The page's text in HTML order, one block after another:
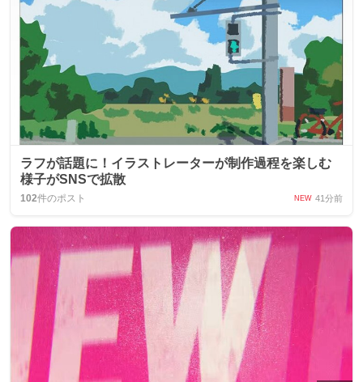
ラフが話題に！イラストレーターが制作過程を楽しむ
様子がSNSで拡散
102件のポスト NEW 41分前